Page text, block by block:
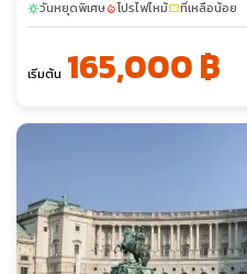
กาดิเม - จัตุรัสมาซิโดเนีย - อนุส
ชัยแห่งมาซิโดเนีย - อนุสรณ์สถ
พิพิธภัณฑ์โบราณสถานแห่งชาติ -
มัสยิดคาร์ชิ - เมืองโบราณเฮีย
มัสยิดกษัตริย์ - จัตุรัสสแกนเด
เฮม เบย์ - ขึ้นเคเบิ้ลคาร์สู่ยอด
อร์ฟเอาท์เลต - พิพิธภัณฑ์ประ
sunnyวันหยุดพิเศษlocal_fire_departmentโปรไฟไหม้confirmation_numberที่เหลือน้อย
เริ่มต้น 165,000 ฿